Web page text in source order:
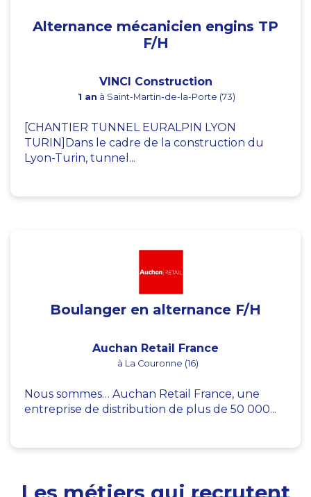
Alternance mécanicien engins TP
F/H
VINCI Construction
1 an à Saint-Martin-de-la-Porte (73)
[CHANTIER TUNNEL EURALPIN LYON
TURIN]Dans le cadre de la construction du
Lyon-Turin, tunnel...
Boulanger en alternance F/H
Auchan Retail France
à La Couronne (16)
Nous sommes… Auchan Retail France, une
entreprise de distribution de plus de 50 000...